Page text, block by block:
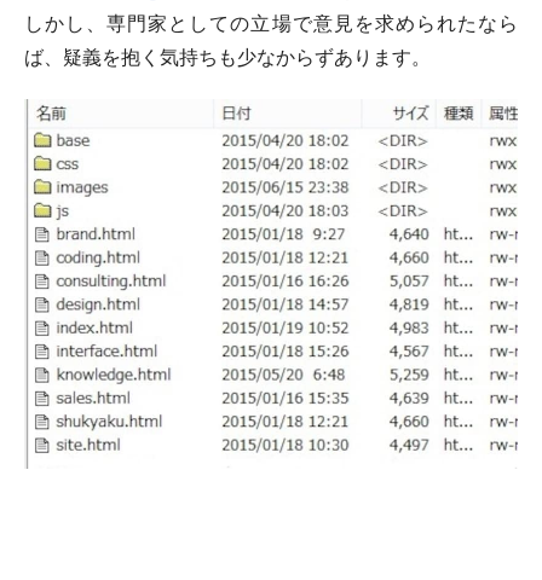
しかし、専門家としての立場で意見を求められたなら
ば、疑義を抱く気持ちも少なからずあります。